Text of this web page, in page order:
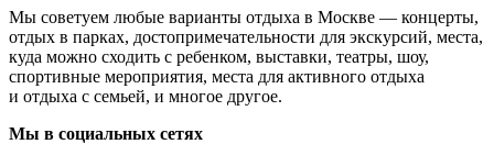
Мы советуем любые варианты отдыха в Москве — концерты,
отдых в парках, достопримечательности для экскурсий, места,
куда можно сходить с ребенком, выставки, театры, шоу,
спортивные мероприятия, места для активного отдыха
и отдыха с семьей, и многое другое.
Мы в социальных сетях